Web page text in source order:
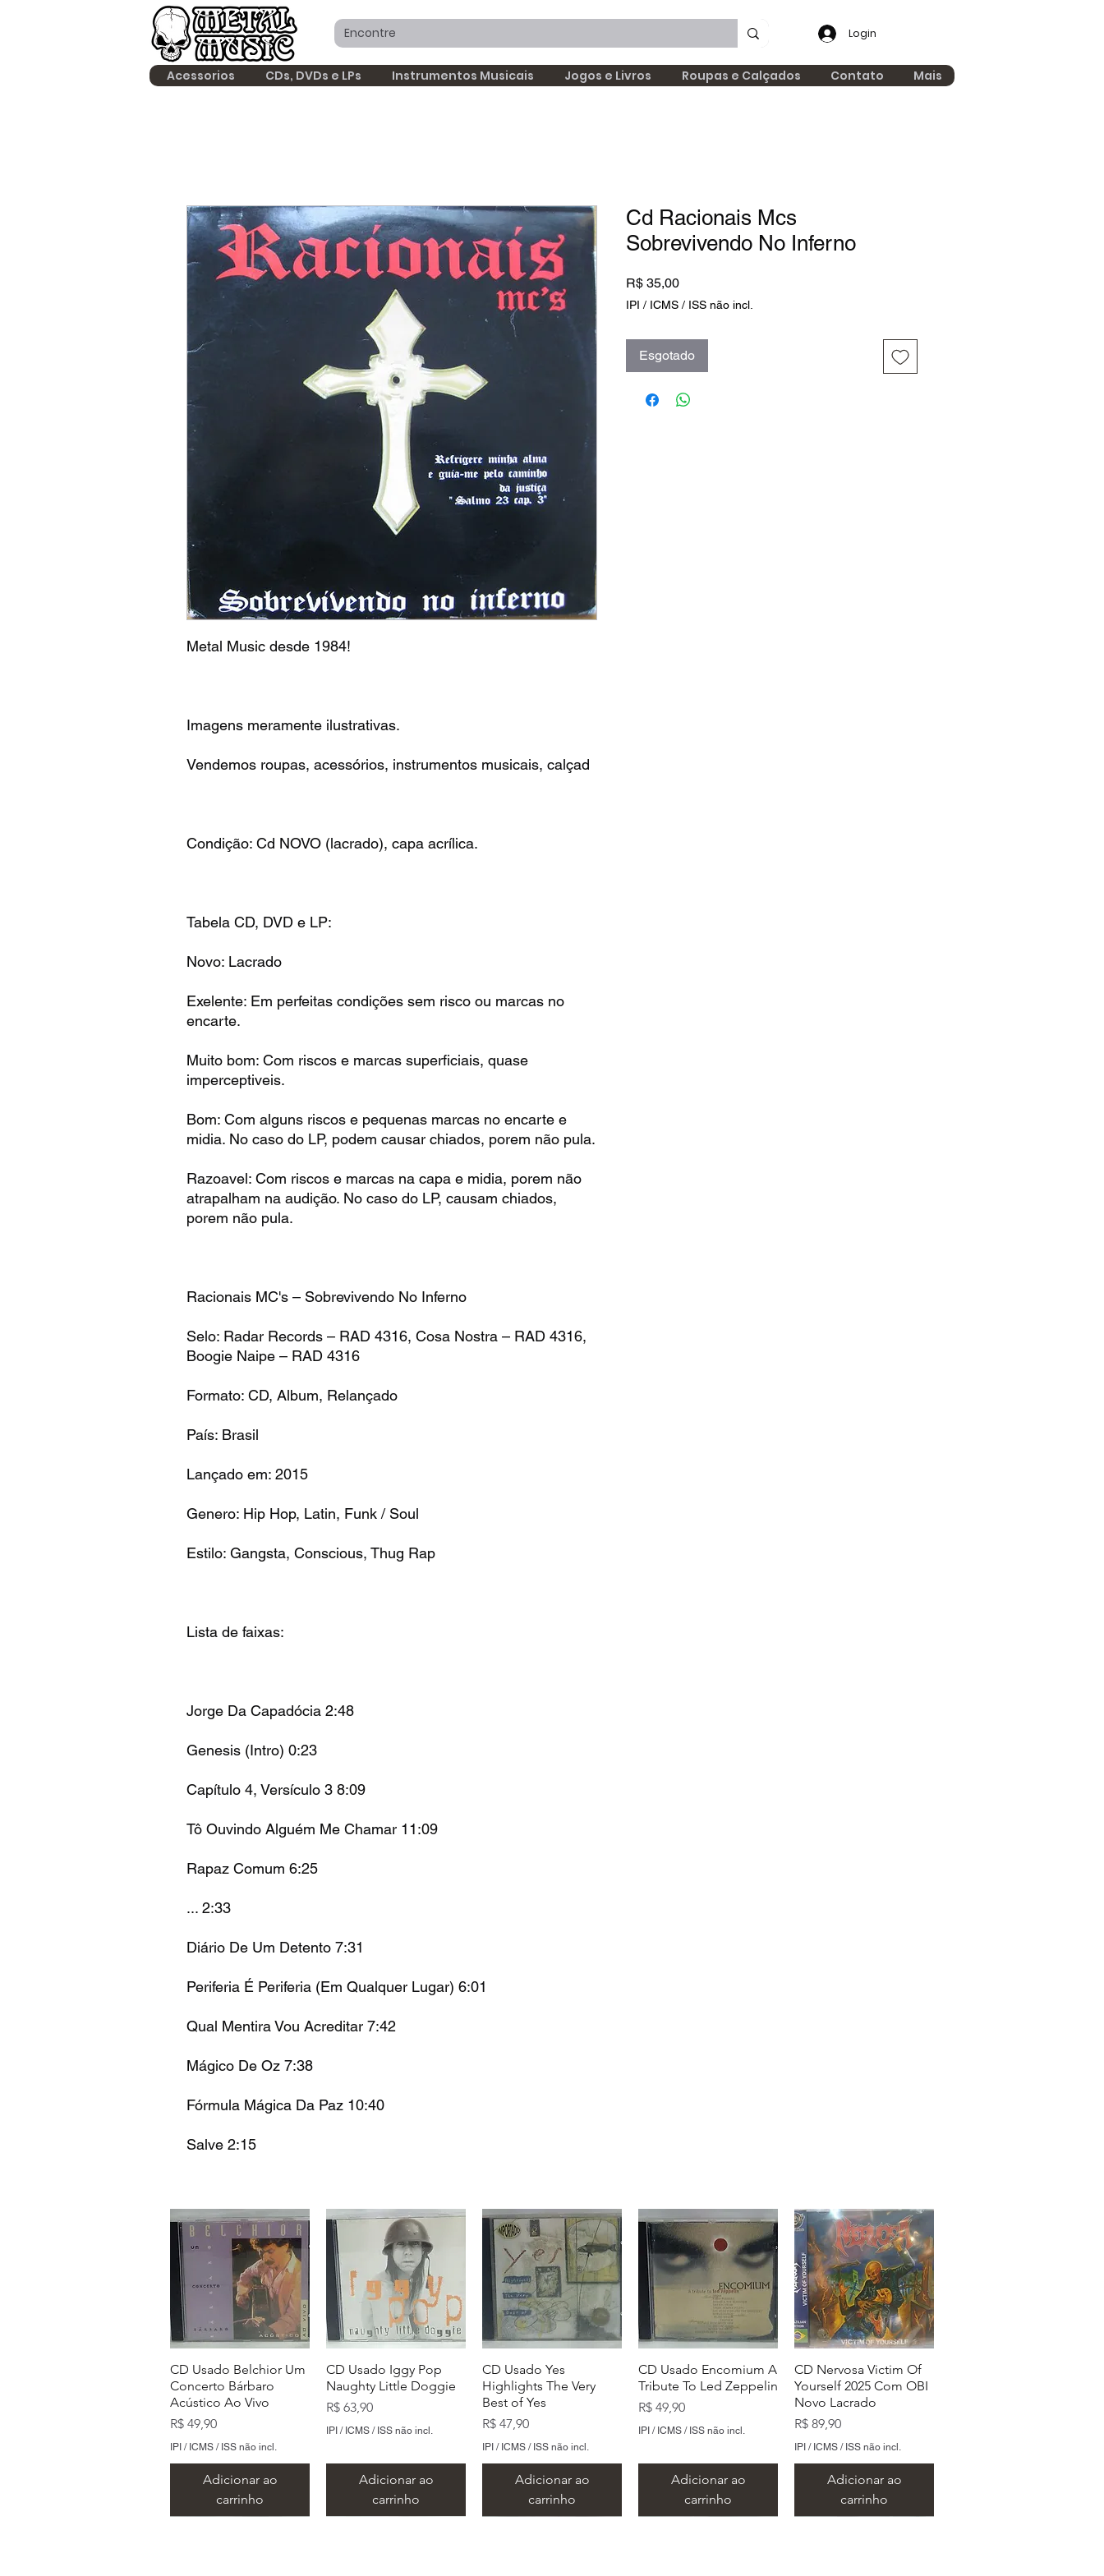
Login
Acessorios CDs, DVDs e LPs Instrumentos Musicais Jogos e Livros Roupas e Calçados Contato Mais
Metal Music desde 1984!
Imagens meramente ilustrativas.
Vendemos roupas, acessórios, instrumentos musicais, calçad
Condição: Cd NOVO (lacrado), capa acrílica.
Tabela CD, DVD e LP:
Novo: Lacrado
Exelente: Em perfeitas condições sem risco ou marcas no
encarte.
Muito bom: Com riscos e marcas superficiais, quase
imperceptiveis.
Bom: Com alguns riscos e pequenas marcas no encarte e
midia. No caso do LP, podem causar chiados, porem não pula.
Razoavel: Com riscos e marcas na capa e midia, porem não
atrapalham na audição. No caso do LP, causam chiados,
porem não pula.
Racionais MC's – Sobrevivendo No Inferno
Selo: Radar Records – RAD 4316, Cosa Nostra – RAD 4316,
Boogie Naipe – RAD 4316
Formato: CD, Album, Relançado
País: Brasil
Lançado em: 2015
Genero: Hip Hop, Latin, Funk / Soul
Estilo: Gangsta, Conscious, Thug Rap
Lista de faixas:
Jorge Da Capadócia 2:48
Genesis (Intro) 0:23
Capítulo 4, Versículo 3 8:09
Tô Ouvindo Alguém Me Chamar 11:09
Rapaz Comum 6:25
... 2:33
Diário De Um Detento 7:31
Periferia É Periferia (Em Qualquer Lugar) 6:01
Qual Mentira Vou Acreditar 7:42
Mágico De Oz 7:38
Fórmula Mágica Da Paz 10:40
Salve 2:15
Cd Racionais Mcs
Sobrevivendo No Inferno
R$ 35,00Preço
IPI / ICMS / ISS não incl.
Esgotado
CD Usado Belchior Um
Concerto Bárbaro
Acústico Ao Vivo
Preço
R$ 49,90
IPI / ICMS / ISS não incl.
Adicionar ao
carrinho
CD Usado Iggy Pop
Naughty Little Doggie
Preço
R$ 63,90
IPI / ICMS / ISS não incl.
Adicionar ao
carrinho
CD Usado Yes
Highlights The Very
Best of Yes
Preço
R$ 47,90
IPI / ICMS / ISS não incl.
Adicionar ao
carrinho
CD Usado Encomium A
Tribute To Led Zeppelin
Preço
R$ 49,90
IPI / ICMS / ISS não incl.
Adicionar ao
carrinho
CD Nervosa Victim Of
Yourself 2025 Com OBI
Novo Lacrado
Preço
R$ 89,90
IPI / ICMS / ISS não incl.
Adicionar ao
carrinho